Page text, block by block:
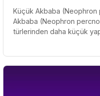
Küçük Akbaba (Neophron
Akbaba (Neophron
türlerinden daha küçük